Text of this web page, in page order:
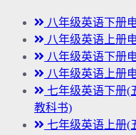
八年级英语下册
八年级英语上册
八年级英语下册
八年级英语上册
七年级英语下册(
教科书)
七年级英语上册(